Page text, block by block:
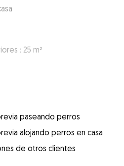
: 25 m²
paseando perros
alojando perros en casa
de otros clientes